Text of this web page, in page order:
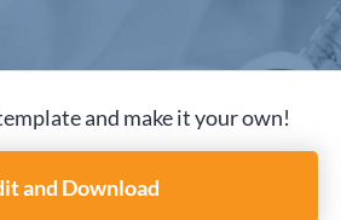
and make it your own!
and Download